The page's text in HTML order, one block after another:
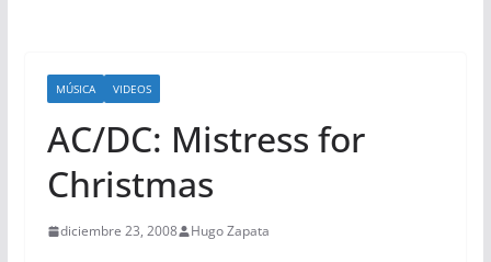
MÚSICA VIDEOS
AC/DC: Mistress for
Christmas
diciembre 23, 2008 Hugo Zapata